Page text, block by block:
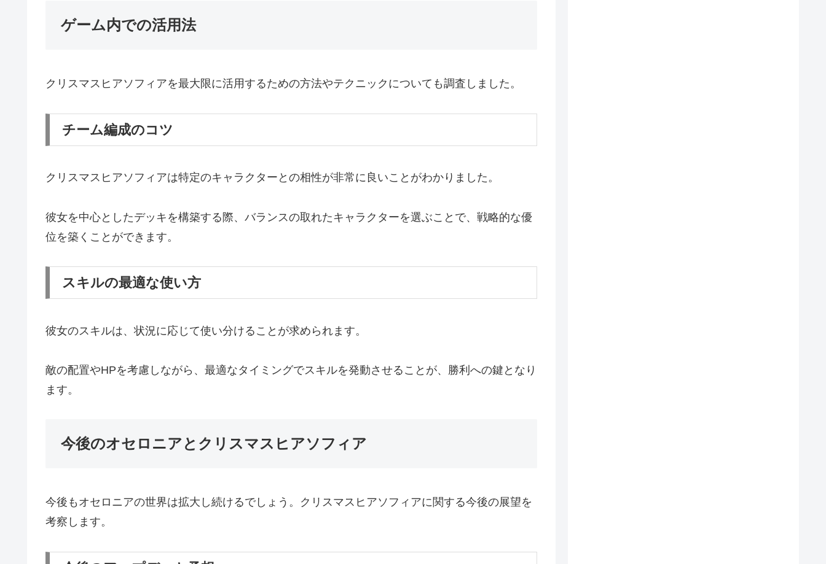
ゲーム内での活用法
クリスマスヒアソフィアを最大限に活用するための方法やテクニックについても調査しました。
チーム編成のコツ
クリスマスヒアソフィアは特定のキャラクターとの相性が非常に良いことがわかりました。
彼女を中心としたデッキを構築する際、バランスの取れたキャラクターを選ぶことで、戦略的な優
位を築くことができます。
スキルの最適な使い方
彼女のスキルは、状況に応じて使い分けることが求められます。
敵の配置やHPを考慮しながら、最適なタイミングでスキルを発動させることが、勝利への鍵となり
ます。
今後のオセロニアとクリスマスヒアソフィア
今後もオセロニアの世界は拡大し続けるでしょう。クリスマスヒアソフィアに関する今後の展望を
考察します。